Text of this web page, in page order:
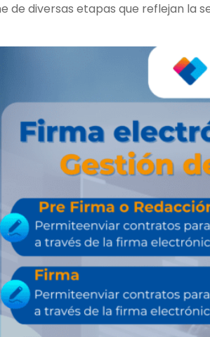
de diversas etapas que reflejan la